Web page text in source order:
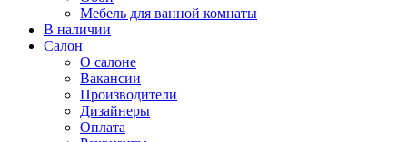
Мебель для ванной комнаты
В наличии
Салон
О салоне
Вакансии
Производители
Дизайнеры
Оплата